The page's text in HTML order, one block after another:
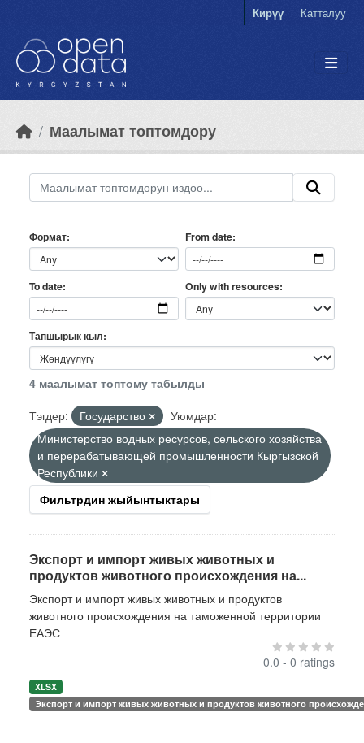
Кирүү Катталуу
Маалымат топтомдору
Формат From date
To date Only with resources
Тапшырык кыл
4 маалымат топтому табылды
Тэгдер:
Государство
Уюмдар:
Министерство водных ресурсов, сельского хозяйства
и перерабатывающей промышленности Кыргызской
Республики
Фильтрдин жыйынтыктары
Экспорт и импорт живых животных и
продуктов животного происхождения на...
Экспорт и импорт живых животных и продуктов
животного происхождения на таможенной территории
ЕАЭС
0.0 - 0 ratings
XLSX
Экспорт и импорт живых животных и продуктов животного